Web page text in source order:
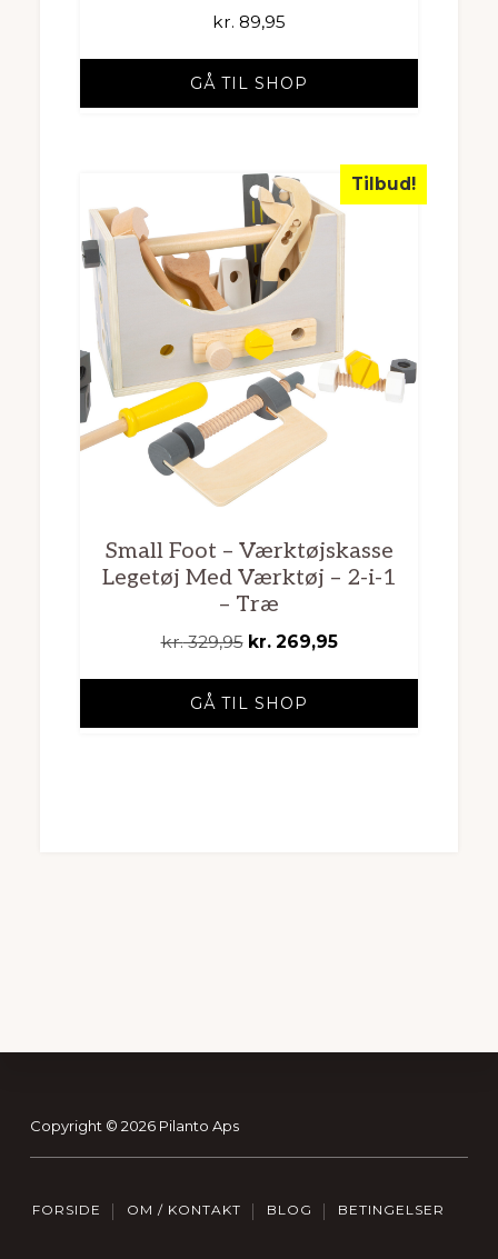
kr. 89,95
GÅ TIL SHOP
Tilbud!
Small Foot – Værktøjskasse
Legetøj Med Værktøj – 2-i-1
– Træ
kr.329,95 Den
pris
kr.269,95Den
GÅ TIL SHOP
Footer
Copyright © 2026 Pilanto Aps
FORSIDE OM / KONTAKT BLOG BETINGELSER